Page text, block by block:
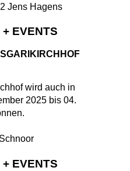
EVENTS
wird auch in
2025 bis 04.
EVENTS